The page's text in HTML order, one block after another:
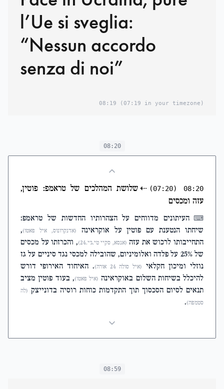
l’Ue si sveglia:
“Nessun accordo
senza di noi”
08:19 (07:19 in your timezone)
08:20
08:20
(07:20)
⇠ שלושת המהלכים של טראמפ: פוטין,
עזה ומכסים
⌨ העיתונים מדווחים על הצהרותיו החדשות של טראמפ:
שיחתו הנטענת עם פוטין על אוקראינה
(אדנקרונוס, איל פאטו),
התחייבותו לרכוש את עזה (אנסא, סקיי טי.ג'י.24)
, והכרזתו על מכסים
של 25% על פלדה ואלומיניום, שהובילה למכסי נגד סיניים על גז
נוזלי ומיכון חקלאי (איל סולה 24 אורה)
. האיחוד האירופי דורש
להיכלל בשיחות השלום באוקראינה (איל פאטו), בעוד פוטין מציב
תנאים לסיום הסכסוך תוך התקדמות כוחות רוסיה בדונייצק (לה
סטמפה).
08:59